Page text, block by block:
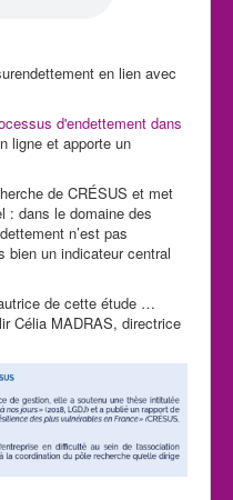
en lien avec
d'endettement dans
ligne et apporte un
de CRÉSUS et met
: dans le domaine des
n’est pas
bien un indicateur central
de cette étude …
Célia MADRAS, directrice